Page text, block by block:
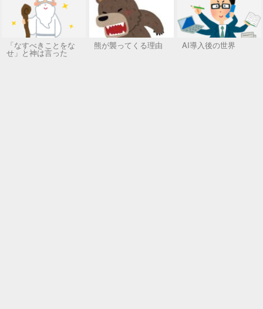
「なすべきことをな
せ」と神は言った
熊が襲ってくる理由 AI導入後の世界